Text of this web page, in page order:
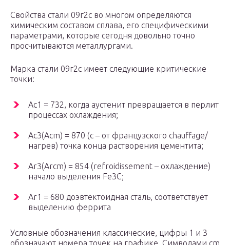
Свойства стали 09г2с во многом определяются
химическим составом сплава, его специфическими
параметрами, которые сегодня довольно точно
просчитываются металлургами.
Марка стали 09г2с имеет следующие критические
точки:
Ac1 = 732, когда аустенит превращается в перлит
процессах охлаждения;
Ac3(Acm) = 870 (с – от французского chauffage/
нагрев) точка конца растворения цементита;
Ar3(Arcm) = 854 (refroidissement – охлаждение)
начало выделения Fe3C;
Ar1 = 680 доэвтектоидная сталь, соответствует
выделению феррита
Условные обозначения классические, цифры 1 и 3
обозначают номера точек на графике. Символами cm